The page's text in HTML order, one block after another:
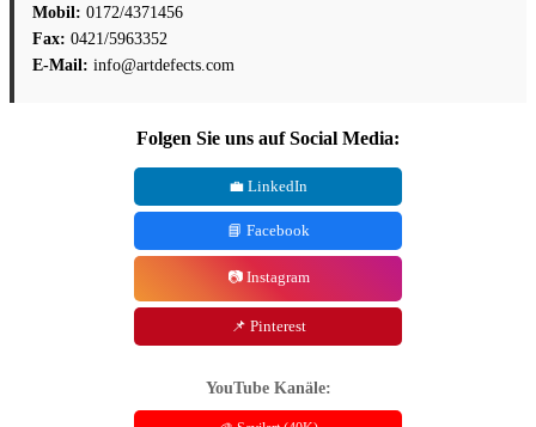
Mobil: 0172/4371456
Fax: 0421/5963352
E-Mail: info@artdefects.com
Folgen Sie uns auf Social Media:
💼 LinkedIn
📘 Facebook
📷 Instagram
📌 Pinterest
YouTube Kanäle: